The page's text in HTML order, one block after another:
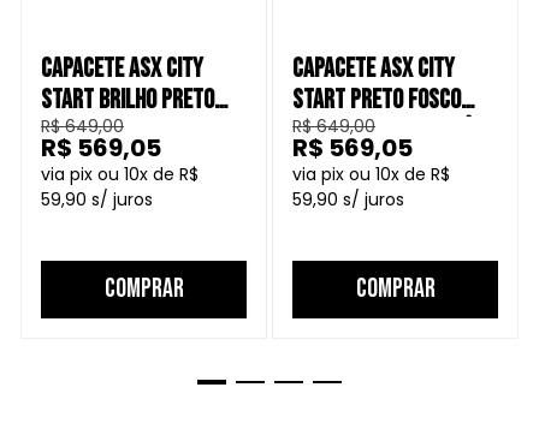
CAPACETE ASX CITY
START BRILHO PRETO
VERMELHO CINZA +
VISEIRA FUMÊ
R$ 649,00
10
R$
59,90
R$ 569,05
COMPRAR
CAPACETE ASX CITY
START PRETO FOSCO
CINZA + VISEIRA FUMÊ
R$ 649,00
10
R$
59,90
R$ 569,05
COMPRAR